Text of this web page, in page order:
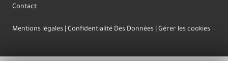
Contact
Mentions légales Confidentialité Des Données Gérer les cookies